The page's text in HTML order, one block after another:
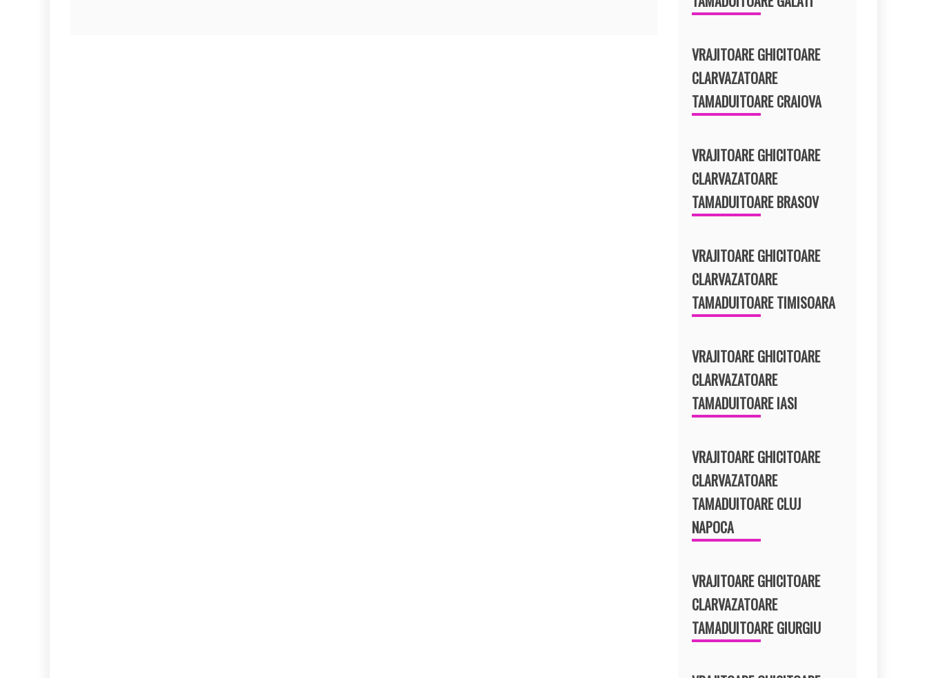
VRAJITOARE GHICITOARE
CLARVAZATOARE
TAMADUITOARE CRAIOVA
VRAJITOARE GHICITOARE
CLARVAZATOARE
TAMADUITOARE BRASOV
VRAJITOARE GHICITOARE
CLARVAZATOARE
TAMADUITOARE TIMISOARA
VRAJITOARE GHICITOARE
CLARVAZATOARE
TAMADUITOARE IASI
VRAJITOARE GHICITOARE
CLARVAZATOARE
TAMADUITOARE CLUJ
NAPOCA
VRAJITOARE GHICITOARE
CLARVAZATOARE
TAMADUITOARE GIURGIU